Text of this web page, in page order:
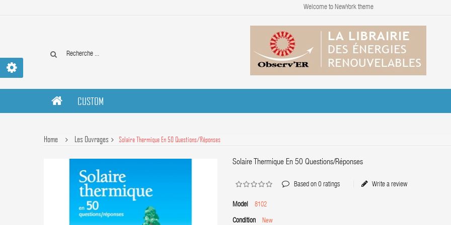
Welcome to NewYork theme
CUSTOM
Home Les Ouvrages Solaire Thermique En 50 Questions/réponses
Solaire Thermique En 50 Questions/réponses
Based on 0 ratings Write a review
Model 8102
Condition New